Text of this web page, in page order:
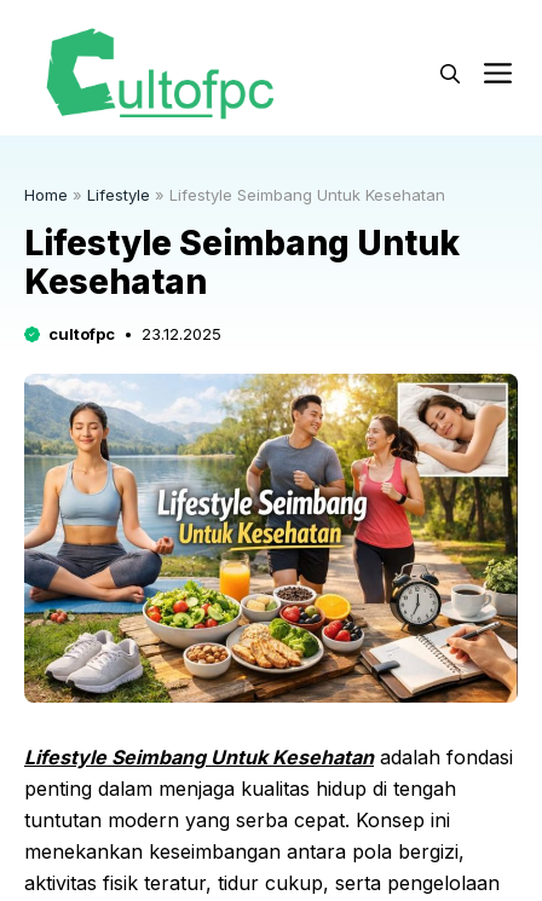
Home » Lifestyle » Lifestyle Seimbang Untuk Kesehatan
Lifestyle Seimbang Untuk
Kesehatan
cultofpc 23.12.2025
Lifestyle Seimbang Untuk Kesehatanadalah fondasi
penting dalam menjaga kualitas hidup di tengah
tuntutan modern yang serba cepat. Konsep ini
menekankan keseimbangan antara pola bergizi,
aktivitas fisik teratur, tidur cukup, serta pengelolaan